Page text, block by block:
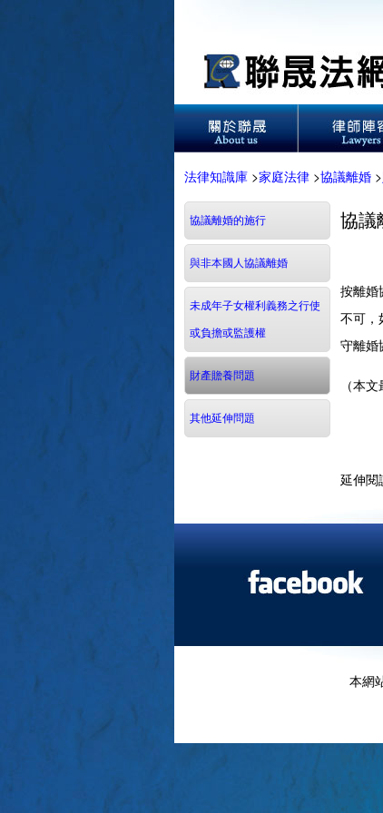
法律知識庫 >家庭法律 >協議離婚 >
協議離婚的施行
與非本國人協議離婚
未成年子女權利義務之行使
或負擔或監護權
財產贍養問題
其他延伸問題
協議
按離婚
不可，
守離婚
（本
延伸閱
本網